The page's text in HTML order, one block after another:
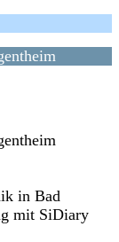
in Bad
mit SiDiary